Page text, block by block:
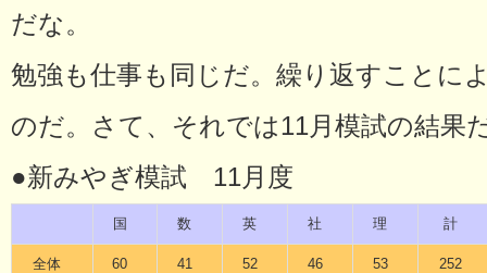
だな。
勉強も仕事も同じだ。繰り返すことに
のだ。さて、それでは11月模試の結果
●新みやぎ模試 11月度
国 数 英 社 理 計
全体 60 41 52 46 53 252